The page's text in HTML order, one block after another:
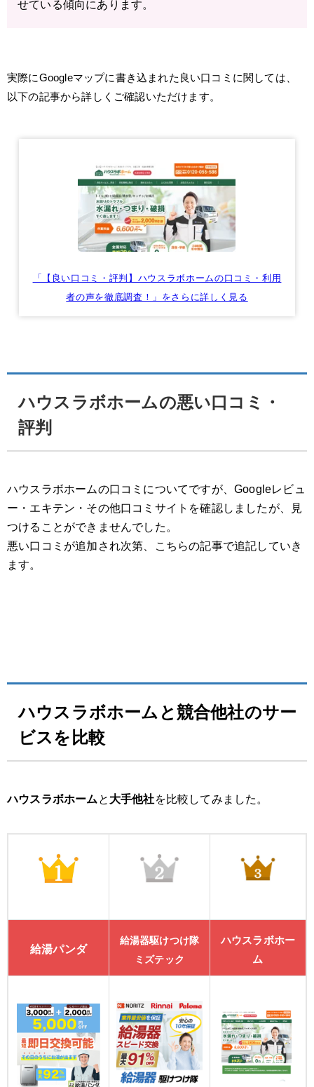
せている傾向にあります。
実際にGoogleマップに書き込まれた良い口コミに関しては、
以下の記事から詳しくご確認いただけます。
「【良い口コミ・評判】ハウスラボホームの口コミ・利用
者の声を徹底調査！」をさらに詳しく見る
ハウスラボホームの悪い口コミ・
評判
ハウスラボホームの口コミについてですが、Googleレビュ
ー・エキテン・その他口コミサイトを確認しましたが、見
つけることができませんでした。
悪い口コミが追加され次第、こちらの記事で追記していき
ます。
ハウスラボホームと競合他社のサー
ビスを比較
ハウスラボホーム と 大手他社を比較してみました。
給湯パンダ
給湯器駆けつけ隊
ミズテック
ハウスラボホー
ム